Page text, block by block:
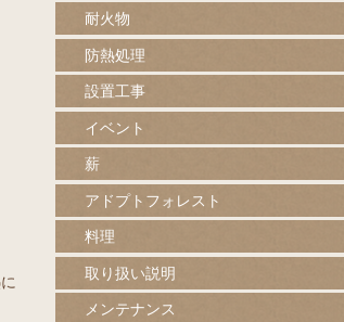
耐火物
防熱処理
設置工事
イベント
薪
アドプトフォレスト
料理
取り扱い説明
メンテナンス